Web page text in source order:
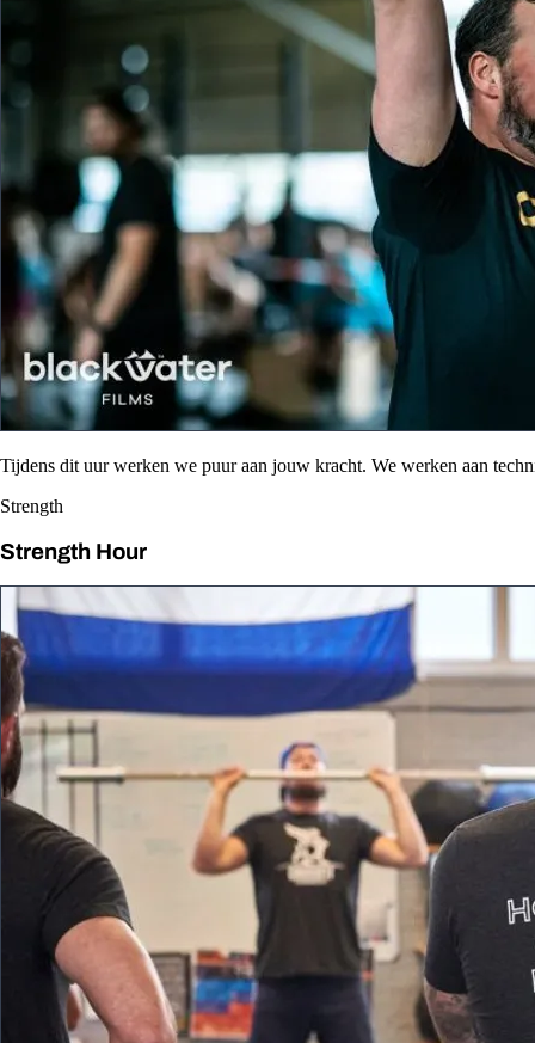
Tijdens dit uur werken we puur aan jouw kracht. We werken aan
Strength
Strength Hour